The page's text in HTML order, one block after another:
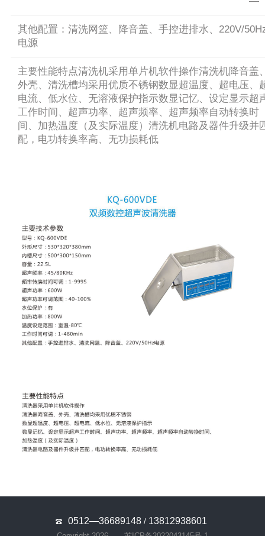
其他配置：清洗网篮、降音盖、手控进排水、220V/
电源
主要性能特点清洗机采用单片机软件操作清洗机降音盖
外壳、清洗槽均采用优质不锈钢数显超温度、超电压、
电流、低水位、无溶液保护指示数显记忆、设定显示超
工作时间、超声功率、超声频率、超声频率自动转换时
间、加热温度（及实际温度）清洗机电路及器件升级并
配，电功转换率高、无功损耗低
0512—36689148 / 13812938601